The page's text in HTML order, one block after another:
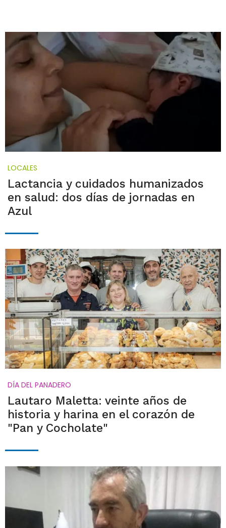
LOCALES
Lactancia y cuidados humanizados
en salud: dos días de jornadas en
Azul
DÍA DEL PANADERO
Lautaro Maletta: veinte años de
historia y harina en el corazón de
"Pan y Cocholate"